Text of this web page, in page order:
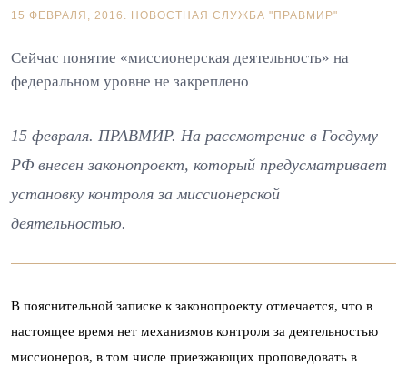
15 ФЕВРАЛЯ, 2016. НОВОСТНАЯ СЛУЖБА "ПРАВМИР"
Сейчас понятие «миссионерская деятельность» на
федеральном уровне не закреплено
15 февраля. ПРАВМИР. На рассмотрение в Госдуму
РФ внесен законопроект, который предусматривает
установку контроля за миссионерской
деятельностью.
В пояснительной записке к законопроекту отмечается, что в
настоящее время нет механизмов контроля за деятельностью
миссионеров, в том числе приезжающих проповедовать в